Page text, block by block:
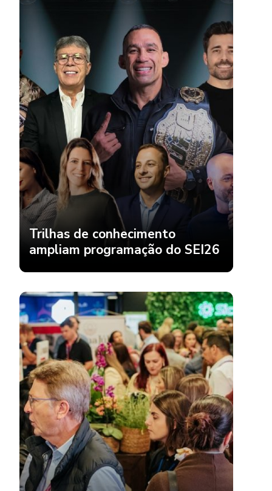
Trilhas de conhecimento
ampliam programação do SEI26